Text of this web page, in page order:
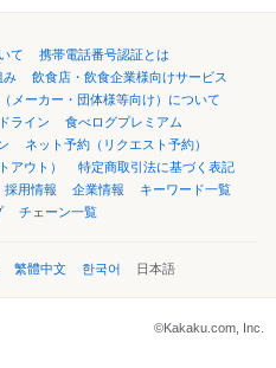
て
携帯電話番号認証とは
み
飲食店・飲食企業様向けサービス
メーカー・団体様等向け）について
ライン
食べログプレミアム
ネット予約（リクエスト予約）
アウト）
特定商取引法に基づく表記
採用情報 企業情報
キーワード一覧
チェーン一覧
繁體中文 한국어 日本語
©Kakaku.com, Inc.